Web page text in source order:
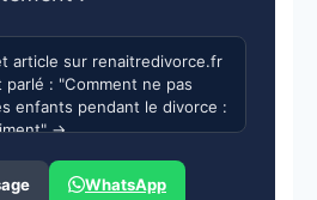
WhatsApp